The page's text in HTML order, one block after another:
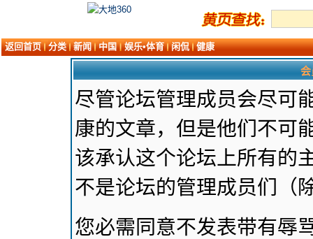
返回首页 分类 新闻 中国 娱乐•体育 闲侃 健康
会
尽管论坛管理成员会尽可
康的文章，但是他们不可
该承认这个论坛上所有的
不是论坛的管理成员们（
您必需同意不发表带有辱